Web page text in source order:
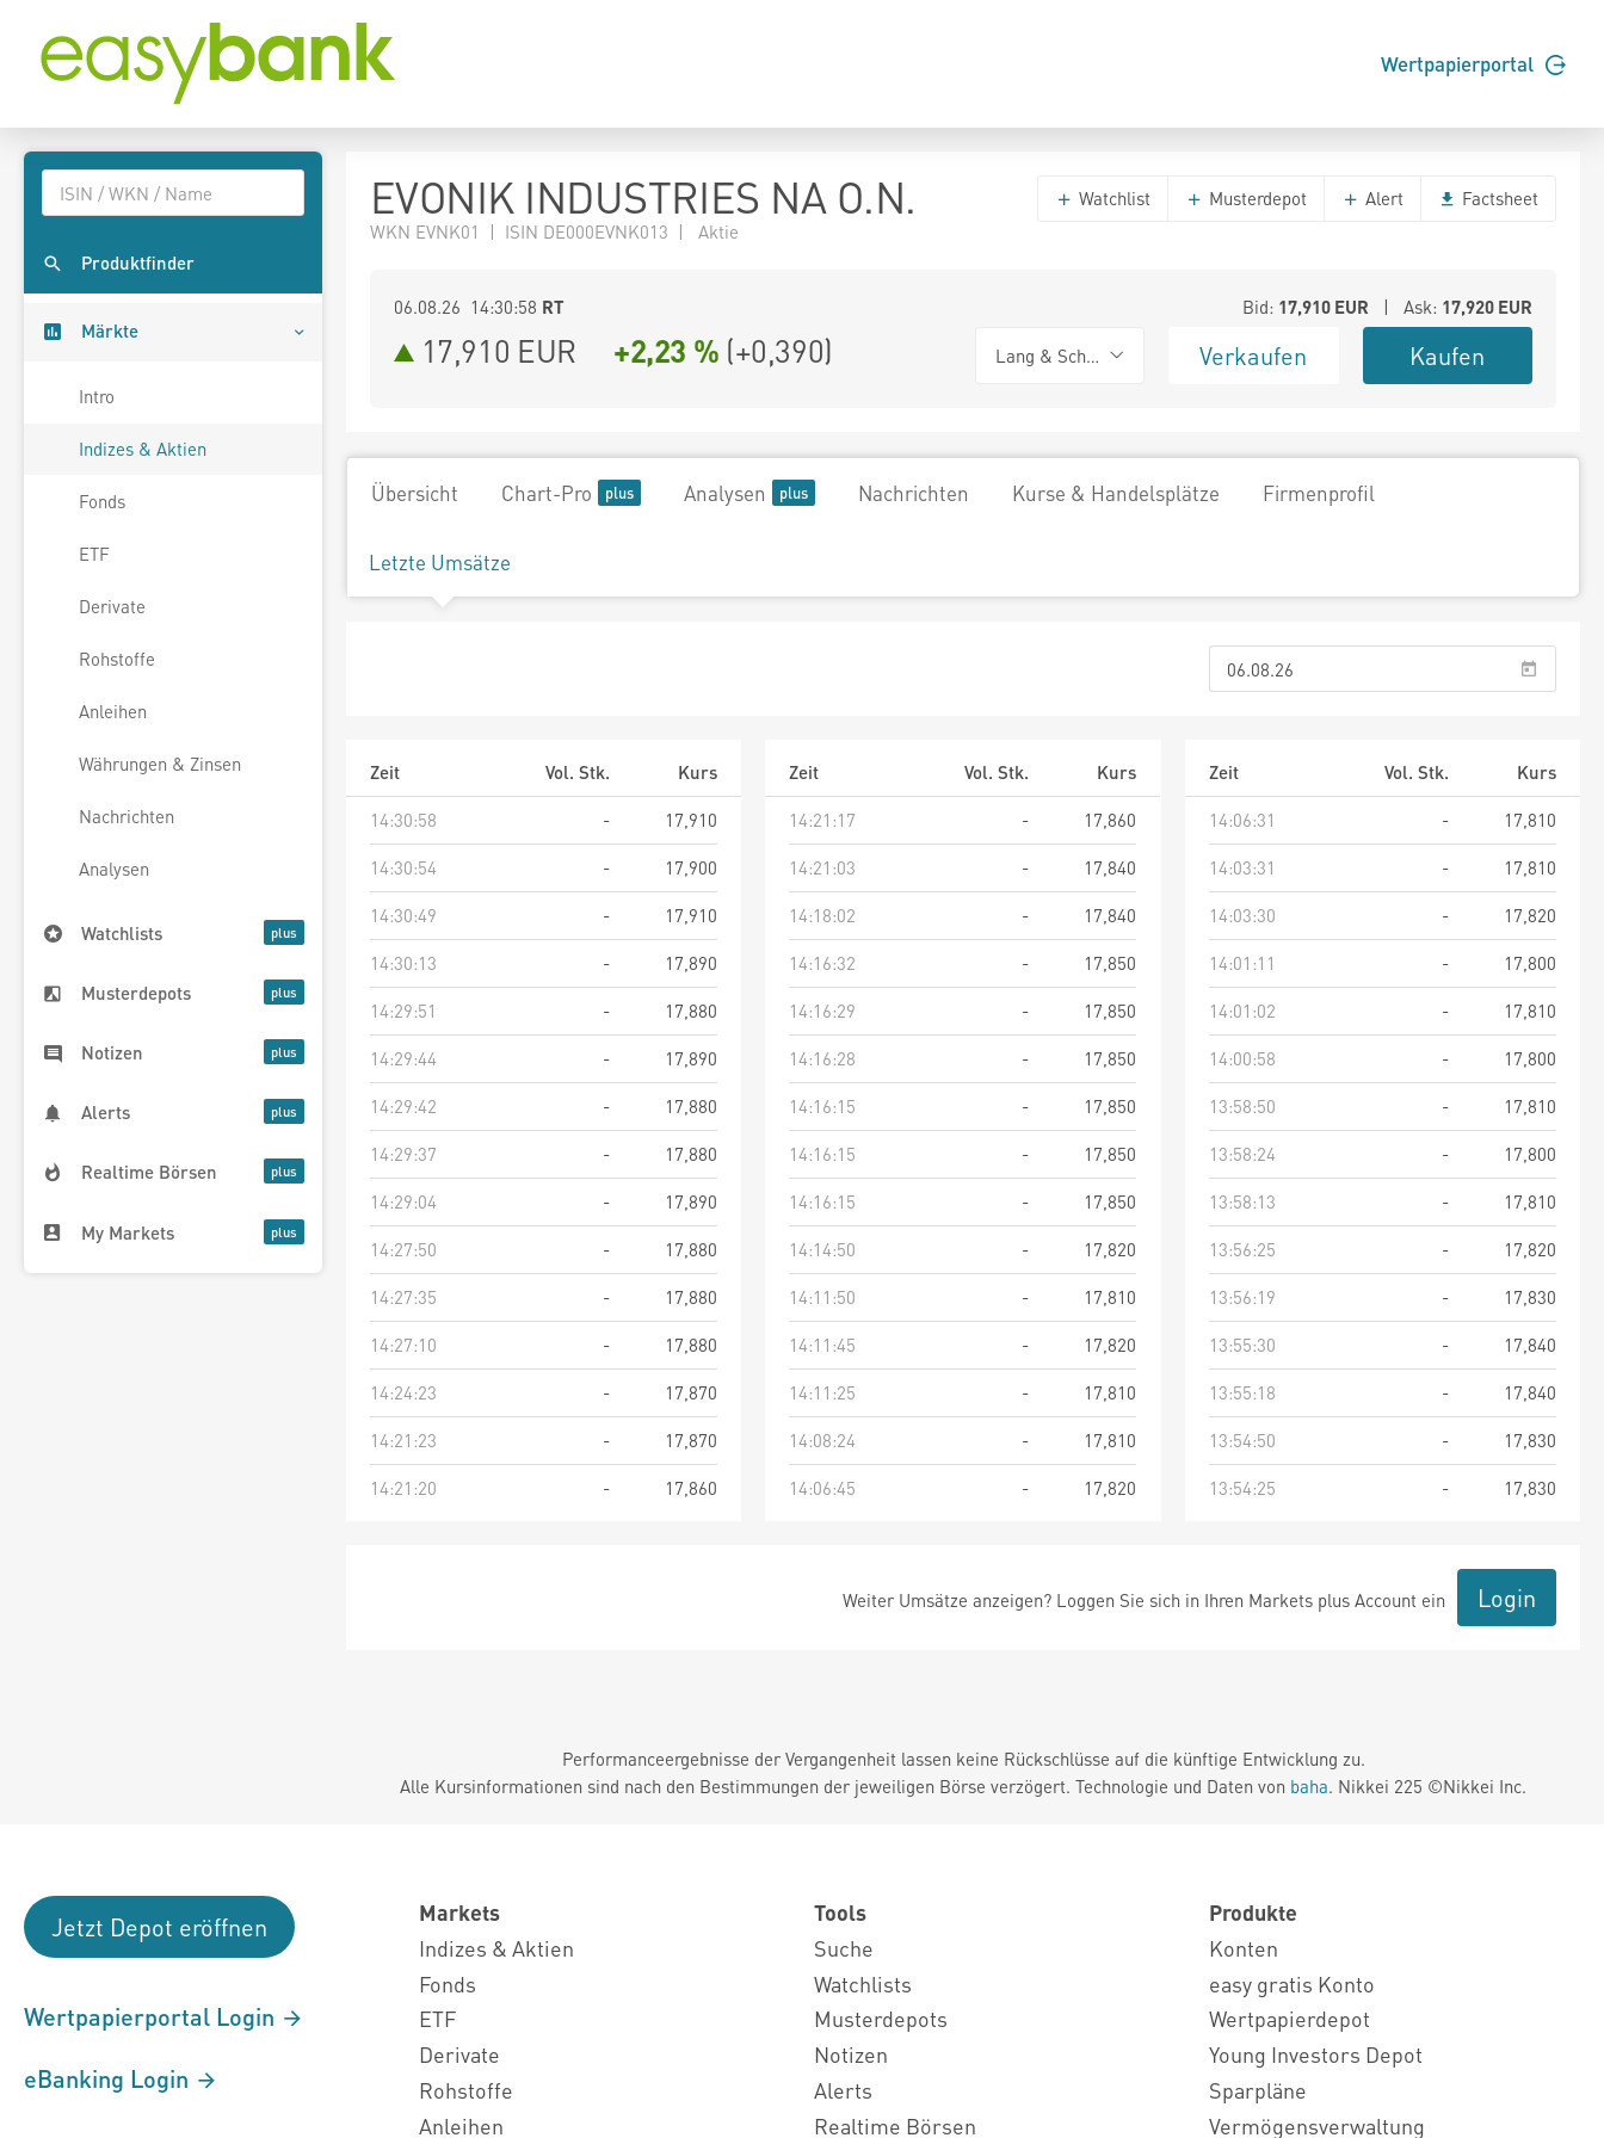
Wertpapierportal
Produktfinder
Märkte
Intro
Indizes & Aktien
Fonds
ETF
Derivate
Rohstoffe
Anleihen
Währungen & Zinsen
Nachrichten
Analysen
Watchlists
Musterdepots
Notizen
Alerts
Realtime Börsen
My Markets
EVONIK INDUSTRIES NA O.N.
WKN EVNK01 | ISIN DE000EVNK013 | Aktie
Watchlist Musterdepot Alert Factsheet
06.08.26 14:30:58 RT Bid: 17,910EUR | Ask: 17,920EUR
17,910 EUR +2,23 % (+0,390) Lang & Schwarz Verkaufen Kaufen
Übersicht Chart-Pro Analysen Nachrichten Kurse & Handelsplätze Firmenprofil
Letzte Umsätze
Zeit Vol. Stk.
Kurs
14:30:58
-
17,910
14:30:54
-
17,900
14:30:49
-
17,910
14:30:13
-
17,890
14:29:51
-
17,880
14:29:44
-
17,890
14:29:42
-
17,880
14:29:37
-
17,880
14:29:04
-
17,890
14:27:50
-
17,880
14:27:35
-
17,880
14:27:10
-
17,880
14:24:23
-
17,870
14:21:23
-
17,870
14:21:20
- 17,860
Zeit Vol. Stk.
Kurs
14:21:17
-
17,860
14:21:03
-
17,840
14:18:02
-
17,840
14:16:32
-
17,850
14:16:29
-
17,850
14:16:28
-
17,850
14:16:15
-
17,850
14:16:15
-
17,850
14:16:15
-
17,850
14:14:50
-
17,820
14:11:50
-
17,810
14:11:45
-
17,820
14:11:25
-
17,810
14:08:24
-
17,810
14:06:45
- 17,820
Zeit Vol. Stk.
Kurs
14:06:31
-
17,810
14:03:31
-
17,810
14:03:30
-
17,820
14:01:11
-
17,800
14:01:02
-
17,810
14:00:58
-
17,800
13:58:50
-
17,810
13:58:24
-
17,800
13:58:13
-
17,810
13:56:25
-
17,820
13:56:19
-
17,830
13:55:30
-
17,840
13:55:18
-
17,840
13:54:50
-
17,830
13:54:25
- 17,830
Weiter Umsätze anzeigen? Loggen Sie sich in Ihren Markets plus Account ein Login
Performanceergebnisse der Vergangenheit lassen keine Rückschlüsse auf die künftige Entwicklung zu.
Alle Kursinformationen sind nach den Bestimmungen der jeweiligen Börse verzögert. Technologie und Daten von baha. Nikkei 225 ©Nikkei Inc.
Jetzt Depot eröffnen
Wertpapierportal Login
eBanking Login
Markets
Indizes & Aktien
Fonds
ETF
Derivate
Rohstoffe
Anleihen
Tools
Suche
Watchlists
Musterdepots
Notizen
Alerts
Realtime Börsen
Produkte
Konten
easy gratis Konto
Wertpapierdepot
Young Investors Depot
Sparpläne
Vermögensverwaltung